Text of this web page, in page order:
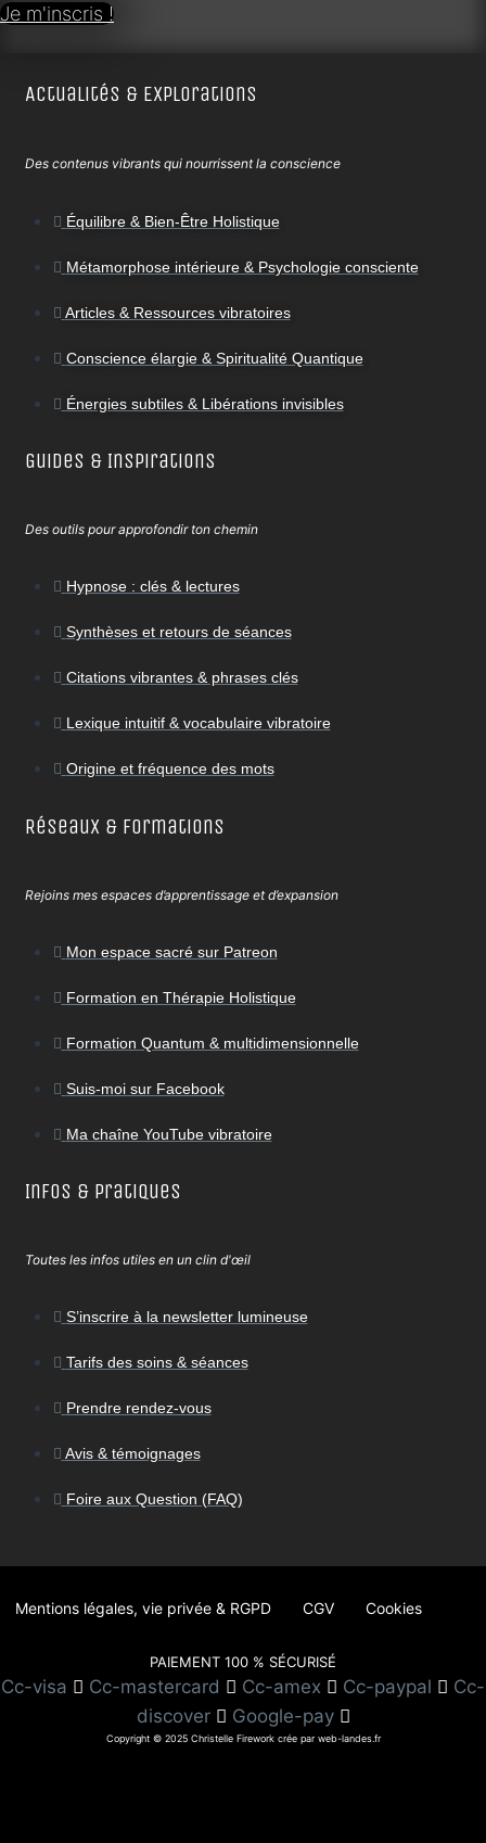
Je m'inscris !
Actualités & Explorations
Des contenus vibrants qui nourrissent la conscience
Équilibre & Bien-Être Holistique
Métamorphose intérieure & Psychologie consciente
Articles & Ressources vibratoires
Conscience élargie & Spiritualité Quantique
Énergies subtiles & Libérations invisibles
Guides & Inspirations
Des outils pour approfondir ton chemin
Hypnose : clés & lectures
Synthèses et retours de séances
Citations vibrantes & phrases clés
Lexique intuitif & vocabulaire vibratoire
Origine et fréquence des mots
Réseaux & Formations
Rejoins mes espaces d’apprentissage et d’expansion
Mon espace sacré sur Patreon
Formation en Thérapie Holistique
Formation Quantum & multidimensionnelle
Suis-moi sur Facebook
Ma chaîne YouTube vibratoire
Infos & Pratiques
Toutes les infos utiles en un clin d'œil
S’inscrire à la newsletter lumineuse
Tarifs des soins & séances
Prendre rendez-vous
Avis & témoignages
Foire aux Question (FAQ)
Mentions légales, vie privée & RGPD CGV Cookies
PAIEMENT 100 % SÉCURISÉ
Cc-visa Cc-mastercard Cc-amex Cc-paypal
Cc-
discover
Google-pay
Copyright © 2025 Christelle Firework crée par web-landes.fr